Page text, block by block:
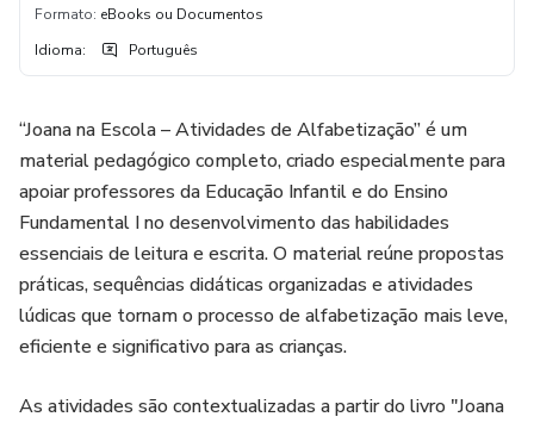
Formato: eBooks ou Documentos
Idioma: Português
“Joana na Escola – Atividades de Alfabetização” é um
material pedagógico completo, criado especialmente para
apoiar professores da Educação Infantil e do Ensino
Fundamental I no desenvolvimento das habilidades
essenciais de leitura e escrita. O material reúne propostas
práticas, sequências didáticas organizadas e atividades
lúdicas que tornam o processo de alfabetização mais leve,
eficiente e significativo para as crianças.
As atividades são contextualizadas a partir do livro "Joana